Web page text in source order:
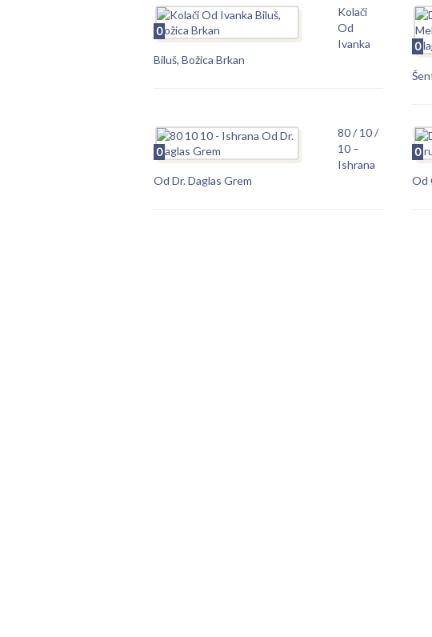
0
Kolači
Od
Ivanka
Biluš, Božica Brkan
0
0
80 / 10 /
10 –
Ishrana
Od Dr. Daglas Grem
0
Od